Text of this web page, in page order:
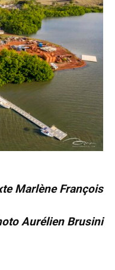
Marlène François
Aurélien Brusini